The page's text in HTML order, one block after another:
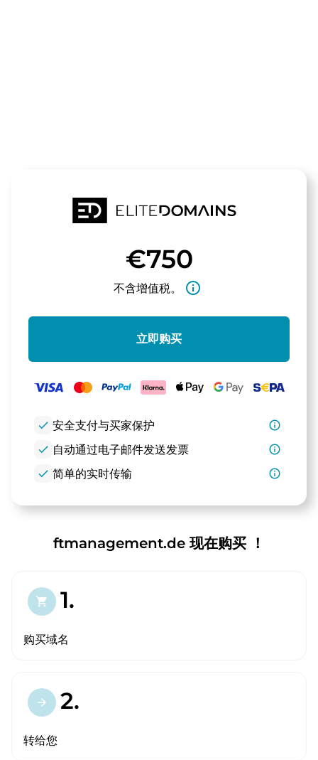
€750
不含增值税。 info_outline
立即购买
check 安全支付与买家保护
info_outline
check 自动通过电子邮件发送发票
info_outline
check 简单的实时传输 info_outline
ftmanagement.de 现在购买 ！
shopping_cart 1.
购买域名
arrow_forward 2.
转给您